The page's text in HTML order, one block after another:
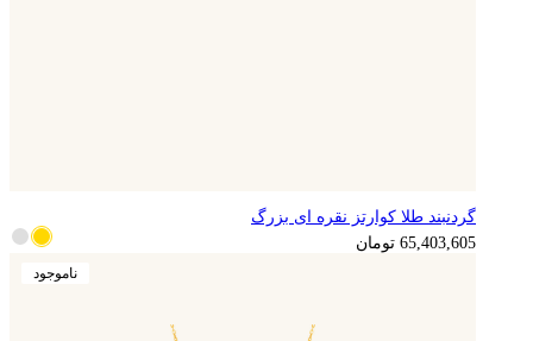
گردنبند طلا کوارتز نقره ای بزرگ
65,403,605 تومان
ناموجود